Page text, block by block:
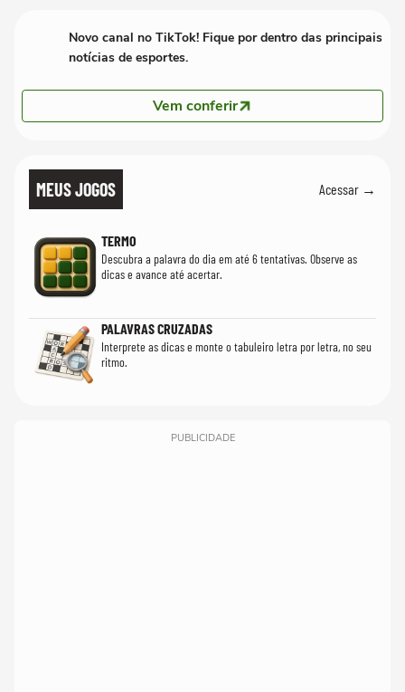
Novo canal no TikTok! Fique por dentro das principais
notícias de esportes.
Vem conferir
MEUS JOGOS Acessar →
TERMO
Descubra a palavra do dia em até 6 tentativas. Observe as
dicas e avance até acertar.
PALAVRAS CRUZADAS
Interprete as dicas e monte o tabuleiro letra por letra, no seu
ritmo.
PUBLICIDADE